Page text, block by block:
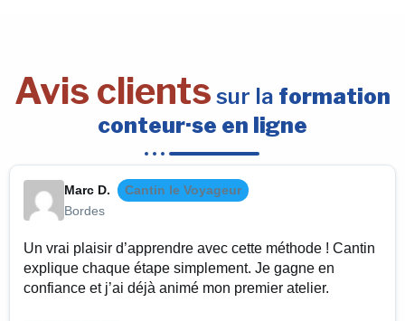
Avis clients sur la formation
conteur·se en ligne
Marc D.
Cantin le Voyageur
Bordes
Un vrai plaisir d’apprendre avec cette méthode ! Cantin
explique chaque étape simplement. Je gagne en
confiance et j’ai déjà animé mon premier atelier.